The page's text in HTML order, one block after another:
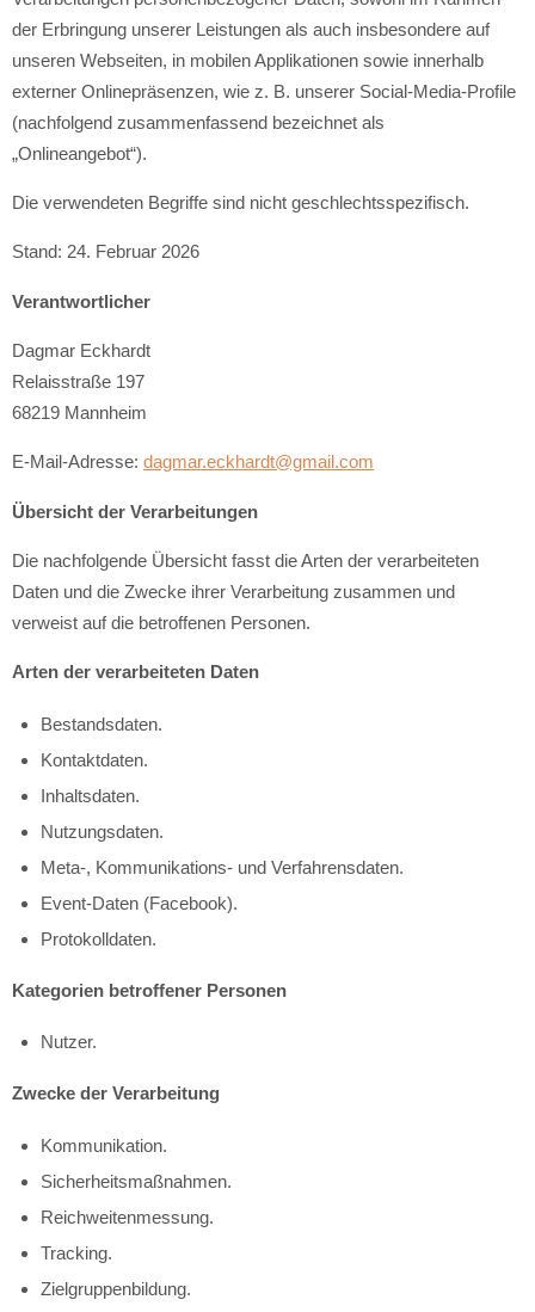
der Erbringung unserer Leistungen als auch insbesondere auf
unseren Webseiten, in mobilen Applikationen sowie innerhalb
externer Onlinepräsenzen, wie z. B. unserer Social-Media-Profile
(nachfolgend zusammenfassend bezeichnet als
„Onlineangebot“).
Die verwendeten Begriffe sind nicht geschlechtsspezifisch.
Stand: 24. Februar 2026
Verantwortlicher
Dagmar Eckhardt
Relaisstraße 197
68219 Mannheim
E-Mail-Adresse: dagmar.eckhardt@gmail.com
Übersicht der Verarbeitungen
Die nachfolgende Übersicht fasst die Arten der verarbeiteten
Daten und die Zwecke ihrer Verarbeitung zusammen und
verweist auf die betroffenen Personen.
Arten der verarbeiteten Daten
Bestandsdaten.
Kontaktdaten.
Inhaltsdaten.
Nutzungsdaten.
Meta-, Kommunikations- und Verfahrensdaten.
Event-Daten (Facebook).
Protokolldaten.
Kategorien betroffener Personen
Nutzer.
Zwecke der Verarbeitung
Kommunikation.
Sicherheitsmaßnahmen.
Reichweitenmessung.
Tracking.
Zielgruppenbildung.